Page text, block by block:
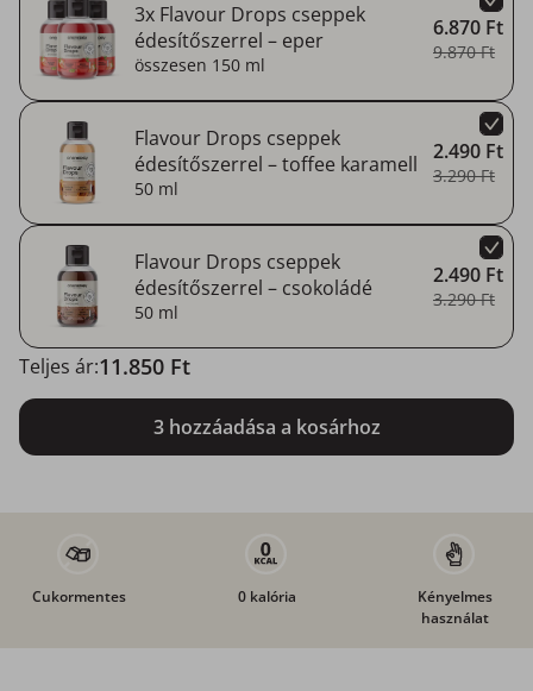
3x Flavour Drops cseppek
édesítőszerrel – eper
összesen 150 ml
6.870 Ft
9.870 Ft
Flavour Drops cseppek
édesítőszerrel – toffee karamell
50 ml
2.490 Ft
3.290 Ft
Flavour Drops cseppek
édesítőszerrel – csokoládé
50 ml
2.490 Ft
3.290 Ft
3 hozzáadása a kosárhoz
Teljes ár:11.850 Ft
Cukormentes 0 kalória
Kényelmes
használat